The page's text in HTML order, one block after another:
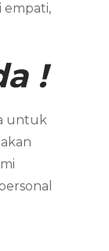
empati,
!
untuk